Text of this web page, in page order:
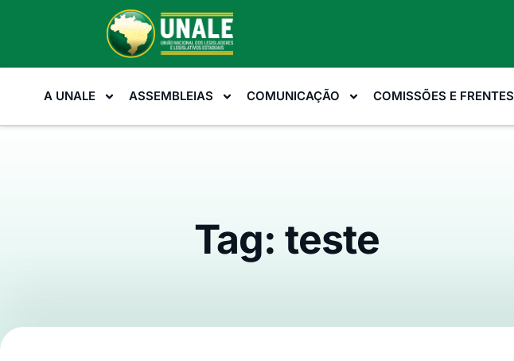
A UNALE ASSEMBLEIAS COMUNICAÇÃO COMISSÕES E FRENTES
Tag: teste